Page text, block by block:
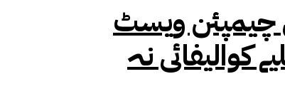
عالمی چیمپئن ویسٹ
کوالیفائی نہ